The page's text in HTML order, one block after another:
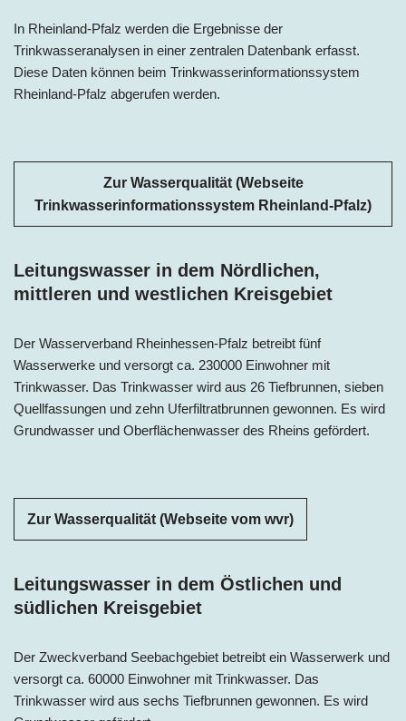
In Rheinland-Pfalz werden die Ergebnisse der
Trinkwasseranalysen in einer zentralen Datenbank erfasst.
Diese Daten können beim Trinkwasserinformationssystem
Rheinland-Pfalz abgerufen werden.
Zur Wasserqualität (Webseite
Trinkwasserinformationssystem Rheinland-Pfalz)
Leitungswasser in dem Nördlichen,
mittleren und westlichen Kreisgebiet
Der Wasserverband Rheinhessen-Pfalz betreibt fünf
Wasserwerke und versorgt ca. 230000 Einwohner mit
Trinkwasser. Das Trinkwasser wird aus 26 Tiefbrunnen, sieben
Quellfassungen und zehn Uferfiltratbrunnen gewonnen. Es wird
Grundwasser und Oberflächenwasser des Rheins gefördert.
Zur Wasserqualität (Webseite vom wvr)
Leitungswasser in dem Östlichen und
südlichen Kreisgebiet
Der Zweckverband Seebachgebiet betreibt ein Wasserwerk und
versorgt ca. 60000 Einwohner mit Trinkwasser. Das
Trinkwasser wird aus sechs Tiefbrunnen gewonnen. Es wird